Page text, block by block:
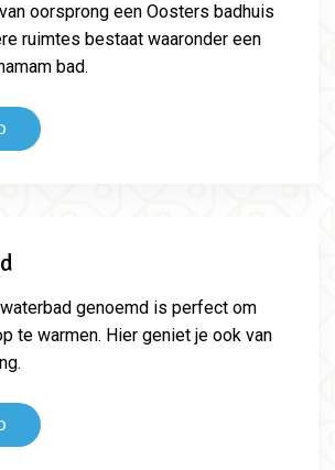
oorsprong een Oosters badhuis
ruimtes bestaat waaronder een
bad.
genoemd is perfect om
te warmen. Hier geniet je ook van